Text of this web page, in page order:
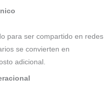
para ser compartido en redes
se convierten en
adicional.